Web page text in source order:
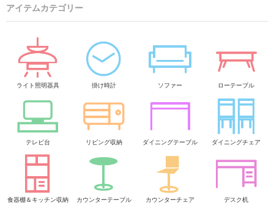
アイテムカテゴリー
ライト照明器具 掛け時計 ソファー ローテーブル
テレビ台 リビング収納 ダイニングテーブル ダイニングチェア
食器棚＆キッチン収納 カウンターテーブル カウンターチェア デスク机